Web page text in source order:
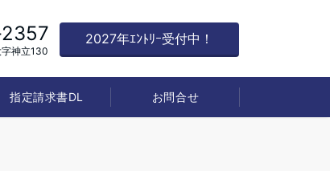
神立130
2027年ｴﾝﾄﾘｰ受付中！
指定請求書DL お問合せ